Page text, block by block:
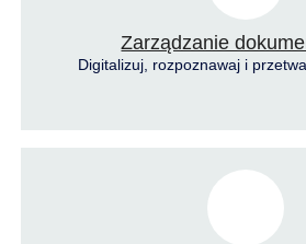
Zarządzanie
Digitalizuj, rozpoznawaj i